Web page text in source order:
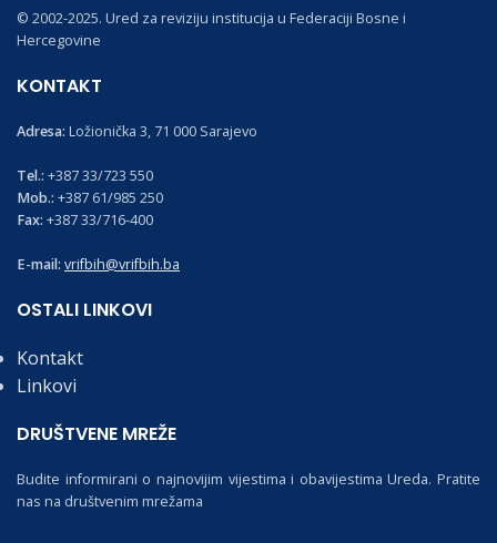
© 2002-2025. Ured za reviziju institucija u Federaciji Bosne i
Hercegovine
KONTAKT
Adresa: Ložionička 3, 71 000 Sarajevo
Tel.: +387 33/723 550
Mob.: +387 61/985 250
Fax: +387 33/716-400
E-mail: vrifbih@vrifbih.ba
OSTALI LINKOVI
Kontakt
Linkovi
DRUŠTVENE MREŽE
Budite informirani o najnovijim vijestima i obavijestima Ureda. Pratite
nas na društvenim mrežama